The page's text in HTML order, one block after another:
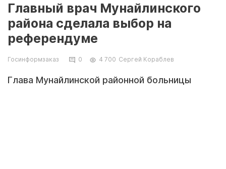
Главный врач Мунайлинского
района сделала выбор на
референдуме
Госинформзаказ 0 4 700 Сергей Кораблев
Глава Мунайлинской районной больницы